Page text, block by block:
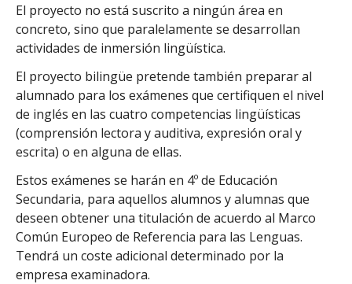
El proyecto no está suscrito a ningún área en
concreto, sino que paralelamente se desarrollan
actividades de inmersión lingüística.
El proyecto bilingüe pretende también preparar al
alumnado para los exámenes que certifiquen el nivel
de inglés en las cuatro competencias lingüísticas
(comprensión lectora y auditiva, expresión oral y
escrita) o en alguna de ellas.
Estos exámenes se harán en 4º de Educación
Secundaria, para aquellos alumnos y alumnas que
deseen obtener una titulación de acuerdo al Marco
Común Europeo de Referencia para las Lenguas.
Tendrá un coste adicional determinado por la
empresa examinadora.